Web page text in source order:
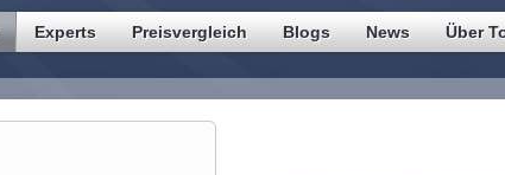
Experts Preisvergleich Blogs News Über